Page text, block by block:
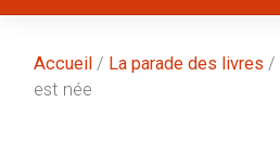
auteur...
Accueil / La parade des livres /
est née